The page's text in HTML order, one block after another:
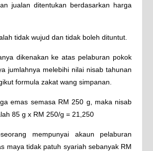
jualan ditentukan berdasarkan harga
tidak wujud dan tidak boleh dituntut.
dikenakan ke atas pelaburan pokok
jumlahnya melebihi nilai nisab tahunan
formula zakat wang simpanan.
emas semasa RM 250 g, maka nisab
85 g x RM 250/g = 21,250
mempunyai akaun pelaburan
maya tidak patuh syariah sebanyak RM